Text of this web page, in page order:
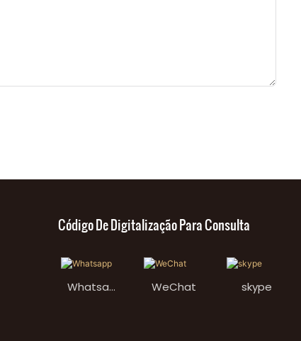
Código De Digitalização Para Consulta
Whatsap
WeChat skype